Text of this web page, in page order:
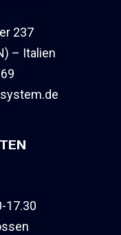
237
– Italien
17.30